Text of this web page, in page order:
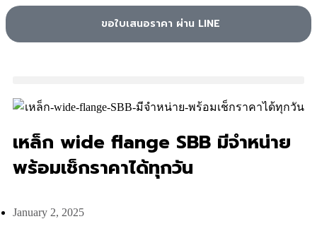
ขอใบเสนอราคา ผ่าน LINE
เหล็ก wide flange SBB มีจำหน่าย
พร้อมเช็กราคาได้ทุกวัน
January 2, 2025